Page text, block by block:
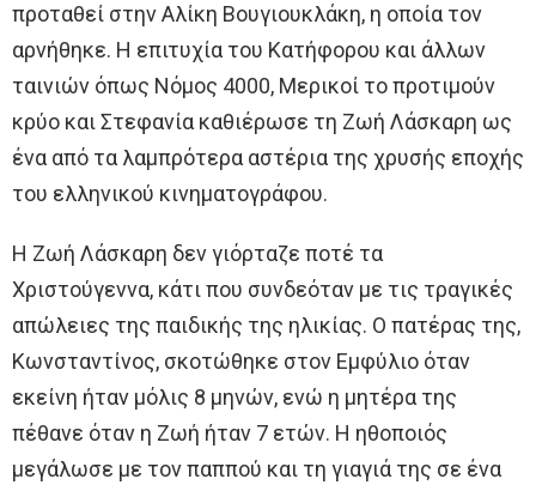
προταθεί στην Αλίκη Βουγιουκλάκη, η οποία τον
αρνήθηκε. Η επιτυχία του Κατήφορου και άλλων
ταινιών όπως Νόμος 4000, Μερικοί το προτιμούν
κρύο και Στεφανία καθιέρωσε τη Ζωή Λάσκαρη ως
ένα από τα λαμπρότερα αστέρια της χρυσής εποχής
του ελληνικού κινηματογράφου​.
Η Ζωή Λάσκαρη δεν γιόρταζε ποτέ τα
Χριστούγεννα, κάτι που συνδεόταν με τις τραγικές
απώλειες της παιδικής της ηλικίας. Ο πατέρας της,
Κωνσταντίνος, σκοτώθηκε στον Εμφύλιο όταν
εκείνη ήταν μόλις 8 μηνών, ενώ η μητέρα της
πέθανε όταν η Ζωή ήταν 7 ετών. Η ηθοποιός
μεγάλωσε με τον παππού και τη γιαγιά της σε ένα